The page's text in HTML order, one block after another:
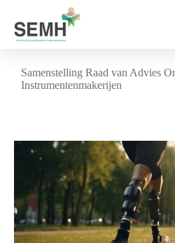
inhoud
Samenstelling Raad van Advies
Instrumentenmakerijen